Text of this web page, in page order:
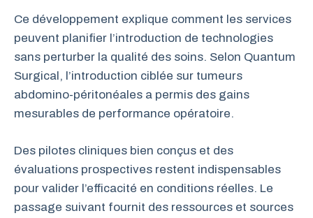
Ce développement explique comment les services
peuvent planifier l’introduction de technologies
sans perturber la qualité des soins. Selon Quantum
Surgical, l’introduction ciblée sur tumeurs
abdomino-péritonéales a permis des gains
mesurables de performance opératoire.
Des pilotes cliniques bien conçus et des
évaluations prospectives restent indispensables
pour valider l’efficacité en conditions réelles. Le
passage suivant fournit des ressources et sources